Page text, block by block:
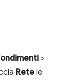
>
Rete le